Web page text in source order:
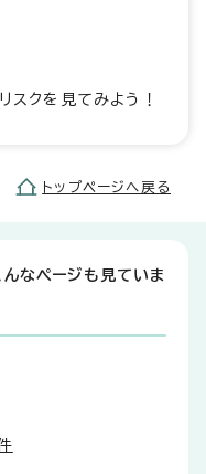
スクを見てみよう！
トップページへ戻る
なページも見ていま